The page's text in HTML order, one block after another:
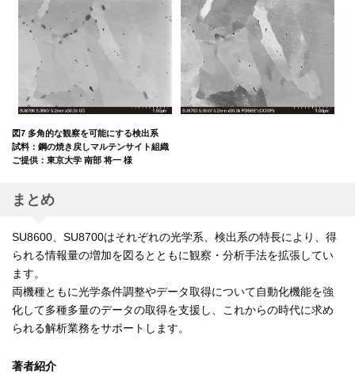
図7 多角的な観察を可能にする検出系
試料：鋼の焼き戻しマルテンサイト組織
ご提供：東京大学 南部 将一 様
まとめ
SU8600、SU8700はそれぞれの光学系、検出系の特長により、得
られる情報量の増加を図るとともに観察・分析手法を拡張してい
ます。
両機種ともに光学条件調整やデータ取得について自動化機能を強
化して多種多量のデータの取得を支援し、これからの時代に求め
られる解析業務をサポートします。
著者紹介